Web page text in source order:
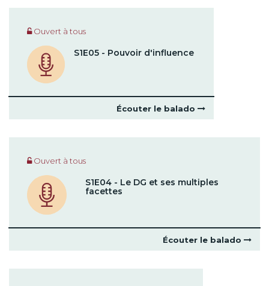
Ouvert à tous
S1E05 - Pouvoir d'influence
Écouter le balado
Ouvert à tous
S1E04 - Le DG et ses multiples
facettes
Écouter le balado